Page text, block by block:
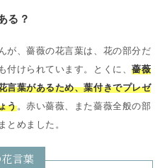
る？
が、薔薇の花言葉は、花の部分だ
付けられています。とくに、薔薇
言葉があるため、葉付きでプレゼ
う。赤い薔薇、また薔薇全般の部
とめました。
言葉